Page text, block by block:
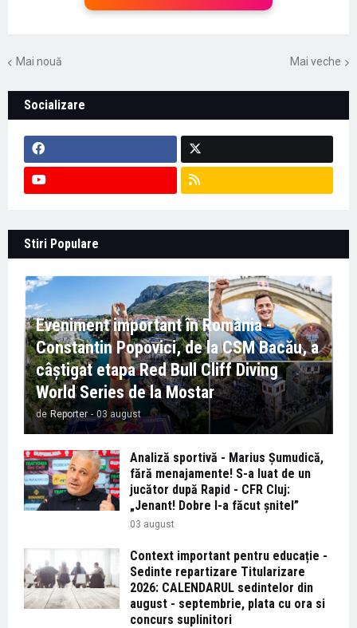
Mai nouă Mai veche
Socializare
Stiri Populare
Eveniment important în România -
Constantin Popovici, de la CSM Bacău, a
câștigat etapa Red Bull Cliff Diving
World Series de la Mostar
de Reporter - 03 august
Analiză sportivă - Marius Șumudică,
fără menajamente! S-a luat de un
jucător după Rapid - CFR Cluj:
„Jenant! Dobre l-a făcut șnitel”
03 august
Context important pentru educație -
Sedinte repartizare Titularizare
2026: CALENDARUL sedintelor din
august - septembrie, plata cu ora si
concurs suplinitori